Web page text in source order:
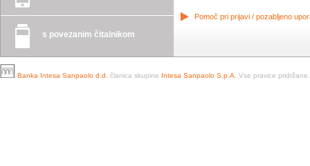
s povezanim čitalnikom
Pomoč pri prijavi / pozabljeno
Banka Intesa Sanpaolo d.d. članica skupine Intesa Sanpaolo S.p.A. Vse pravice pridržane.